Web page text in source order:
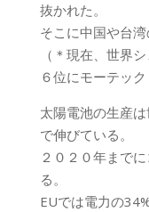
抜かれた。
そこに中国や台湾
（＊現在、世界
６位にモーテック
太陽電池の生産
で伸びている。
２０２０年まで
る。
EUでは電力の